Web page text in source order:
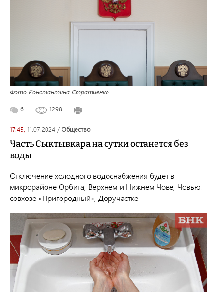
Фото Константина Стратиенко
6 1298
17:45, 11.07.2024 / общество
Часть Сыктывкара на сутки останется без
воды
Отключение холодного водоснабжения будет в
микрорайоне Орбита, Верхнем и Нижнем Чове, Човью,
совхозе «Пригородный», Доручастке.